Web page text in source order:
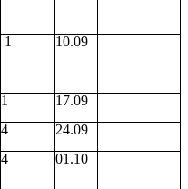
1 10.09
1
17.09
4
24.09
4 01.10